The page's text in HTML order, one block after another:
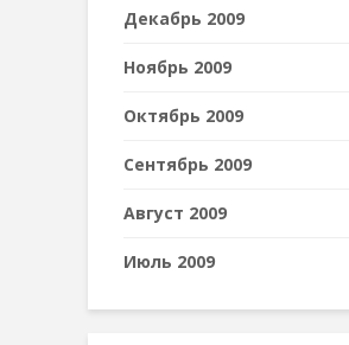
Декабрь 2009
Ноябрь 2009
Октябрь 2009
Сентябрь 2009
Август 2009
Июль 2009